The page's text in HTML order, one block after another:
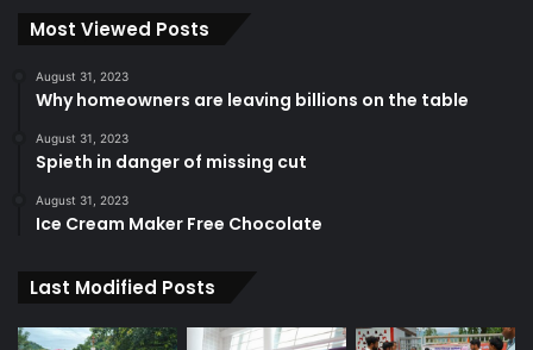
Most Viewed Posts
August 31, 2023
Why homeowners are leaving billions on the table
August 31, 2023
Spieth in danger of missing cut
August 31, 2023
Ice Cream Maker Free Chocolate
Last Modified Posts